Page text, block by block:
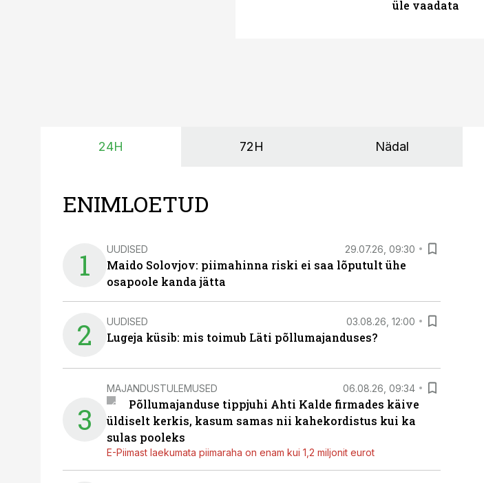
üle vaadata
24H 72H Nädal
ENIMLOETUD
1 UUDISED 29.07.26, 09:30
Maido Solovjov: piimahinna riski ei saa lõputult ühe
osapoole kanda jätta
2 UUDISED 03.08.26, 12:00
Lugeja küsib: mis toimub Läti põllumajanduses?
3
MAJANDUSTULEMUSED 06.08.26, 09:34
Põllumajanduse tippjuhi Ahti Kalde firmades käive
üldiselt kerkis, kasum samas nii kahekordistus kui ka
sulas pooleks
E-Piimast laekumata piimaraha on enam kui 1,2 miljonit eurot